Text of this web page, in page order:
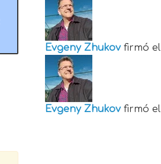
Evgeny Zhukov firmó el
Evgeny Zhukov firmó el